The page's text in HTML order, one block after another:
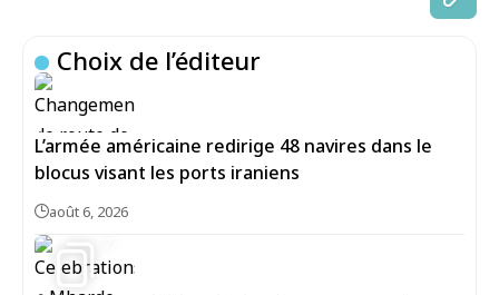
Choix de l’éditeur
L’armée américaine redirige 48 navires dans le
blocus visant les ports iraniens
août 6, 2026